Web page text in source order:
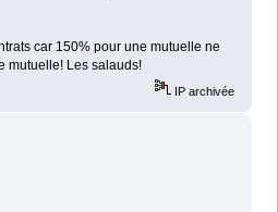
car 150% pour une mutuelle ne
mutuelle! Les salauds!
IP archivée